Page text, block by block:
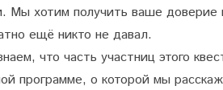
б
Мы хотим получить ваше доверие
ещё никто не давал.
что часть участниц этого
программе, о которой мы